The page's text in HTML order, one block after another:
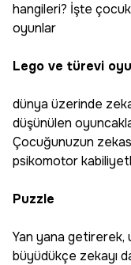
hangileri? İşte
oyunlar
Lego ve türevi
dünya üzerinde
düşünülen
Çocuğunuzun
psikomotor
Puzzle
Yan yana getirerek,
büyüdükçe zekayı